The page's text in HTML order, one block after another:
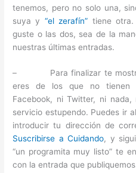
tenemos, pero no solo una,
suya y “el zerafín” tiene
guste o las dos, sea de la
nuestras últimas entradas.
– Para finalizar te
eres de los que no tienen
Facebook, ni Twitter, ni
servicio estupendo. Puedes ir
introducir tu dirección de
Suscribirse a Cuidando, y
“un programita muy listo” te
con la entrada que